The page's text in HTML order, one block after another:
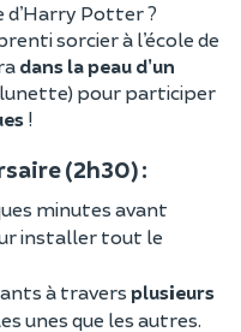
Potter ?
sorcier à l’école de
dans la peau d’un
pour participer
!
(2h30) :
minutes avant
installer tout le
à travers plusieurs
unes que les autres.